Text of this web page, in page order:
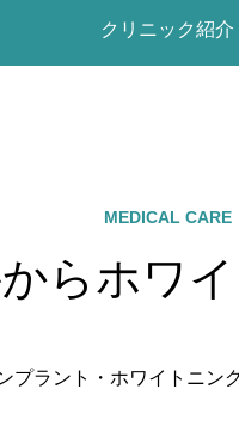
クリニック紹介
MEDICAL CARE
らホワ
プラント・ホワイトニン